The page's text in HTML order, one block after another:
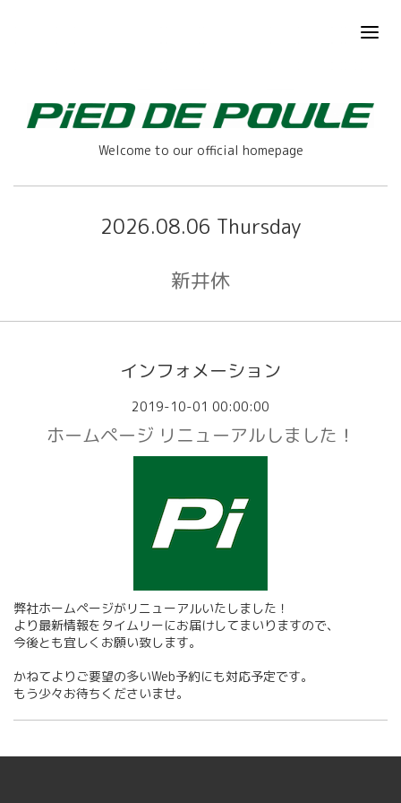
Welcome to our official homepage
2026.08.06 Thursday
新井休
インフォメーション
2019-10-01 00:00:00
ホームページ リニューアルしました！
弊社ホームページがリニューアルいたしました！
より最新情報をタイムリーにお届けしてまいりますので、
今後とも宜しくお願い致します。
かねてよりご要望の多いWeb予約にも対応予定です。
もう少々お待ちくださいませ。